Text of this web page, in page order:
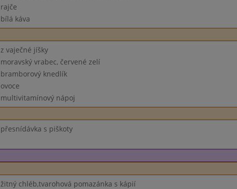
rajče
bílá káva
z vaječné jíšky
moravský vrabec, červené zelí
bramborový knedlík
ovoce
multivitamínový nápoj
přesnídávka s piškoty
žitný chléb,tvarohová pomazánka s kápií